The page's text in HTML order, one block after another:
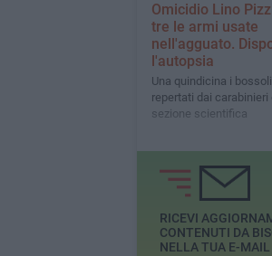
Omicidio Lino
tre le armi usate
nell'agguato.
l'autopsia
Una quindicina i bossoli
repertati dai carabinieri
sezione scientifica
RICEVI
CONTENUTI DA
NELLA TUA E-MAIL